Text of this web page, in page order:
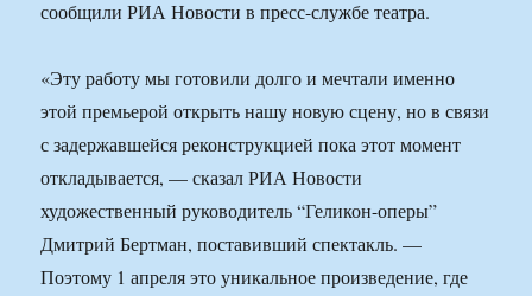
сообщили РИА Новости в пресс-службе театра.
«Эту работу мы готовили долго и мечтали именно
этой премьерой открыть нашу новую сцену, но в связи
с задержавшейся реконструкцией пока этот момент
откладывается, — сказал РИА Новости
художественный руководитель “Геликон-оперы”
Дмитрий Бертман, поставивший спектакль. —
Поэтому 1 апреля это уникальное произведение, где